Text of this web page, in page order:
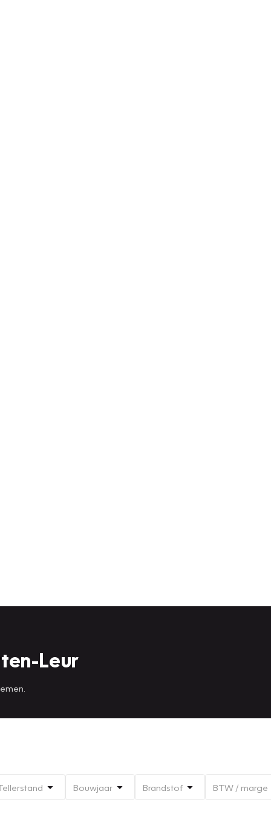
Leur
Bouwjaar Brandstof BTW / marge